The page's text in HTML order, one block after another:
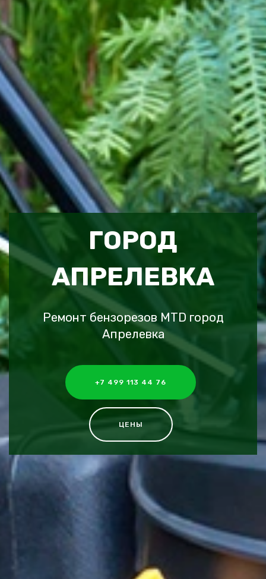
ГОРОД
АПРЕЛЕВКА
Ремонт бензорезов MTD город
Апрелевка
+7 499 113 44 76
ЦЕНЫ